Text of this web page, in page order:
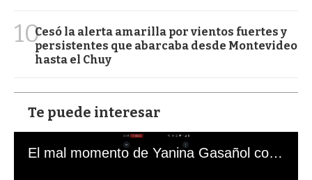
10Cesó la alerta amarilla por vientos fuertes y
persistentes que abarcaba desde Montevideo
hasta el Chuy
Te puede interesar
El mal momento de Yanina Gasañol con un hincha argentino en "Subrayado"